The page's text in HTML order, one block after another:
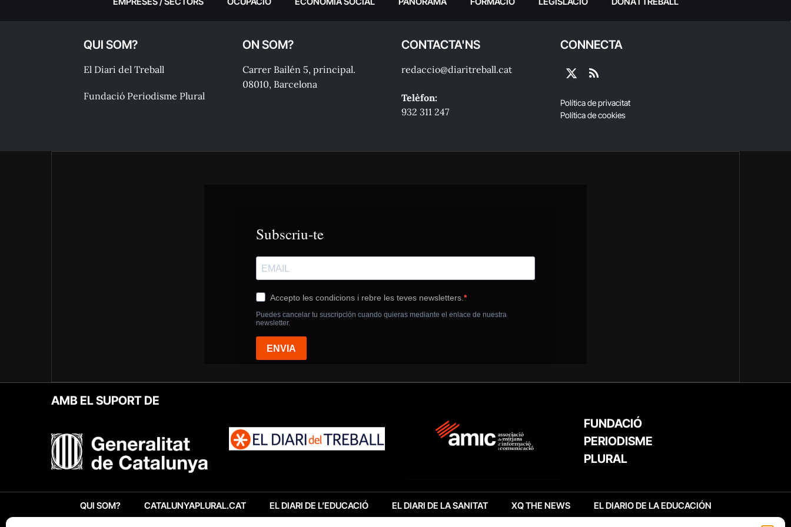
QUI SOM?
El Diari del Treball
Fundació Periodisme Plural
ON SOM?
Carrer Bailén 5, principal.
08010, Barcelona
CONTACTA'NS
redaccio@diaritreball.cat
Telèfon:
932 311 247
CONNECTA
X
RSS
Política de privacitat
Política de cookies
AMB EL SUPORT DE
FUNDACIÓ
PERIODISME
PLURAL
QUI SOM? CATALUNYAPLURAL.CAT EL DIARI DE L’EDUCACIÓ EL DIARI DE LA SANITAT XQ THE NEWS EL DIARIO DE LA EDUCACIÓN